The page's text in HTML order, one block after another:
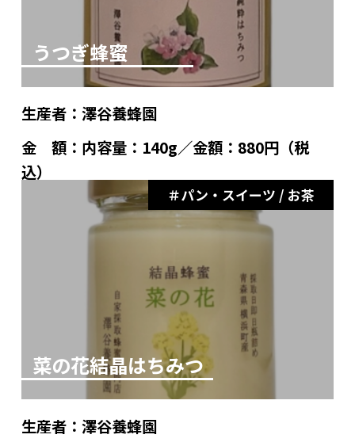
うつぎ蜂蜜
生産者： 澤谷養蜂園
金 額： 内容量：140g／金額：880円（税
込）
パン・スイーツ / お茶
菜の花結晶はちみつ
生産者： 澤谷養蜂園